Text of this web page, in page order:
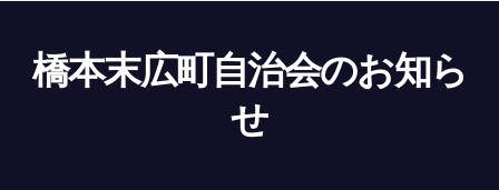
橋本末広町自治会のお知ら
せ